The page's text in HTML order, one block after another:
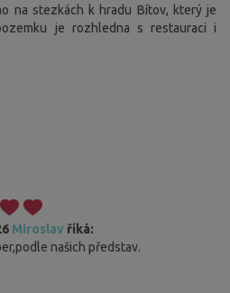
na stezkách k hradu Bítov, který je
je rozhledna s restauraci i
Miroslav říká:
našich představ.